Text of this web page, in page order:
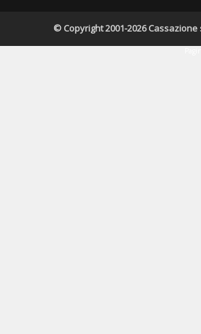
© Copyright 2001-2026 Cassazione